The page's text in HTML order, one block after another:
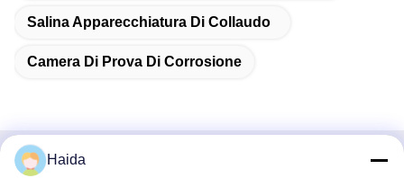
Salina Apparecchiatura Di Collaudo
Camera Di Prova Di Corrosione
Contatto rapido
Haida